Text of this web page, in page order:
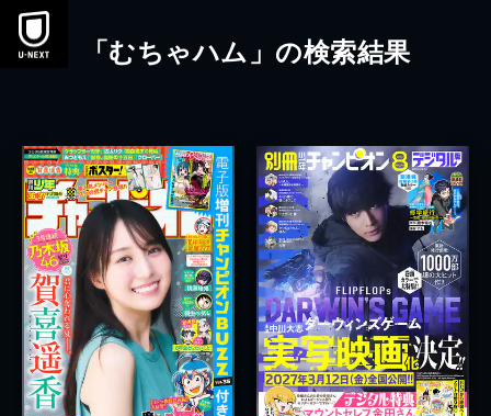
本文へスキップ
「むちゃハム」の検索結果